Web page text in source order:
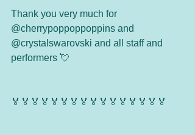
Thank you very much for
@cherrypoppoppoppins and
@crystalswarovski and all staff and
performers 💘
🏅🏅🏅🏅🏅🏅🏅🏅🏅🏅🏅🏅🏅🏅🏅🏅